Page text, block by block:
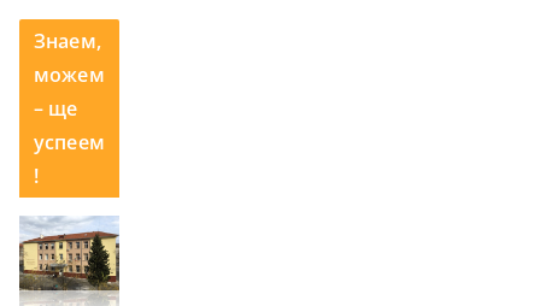
Знаем,
можем
– ще
успеем
!